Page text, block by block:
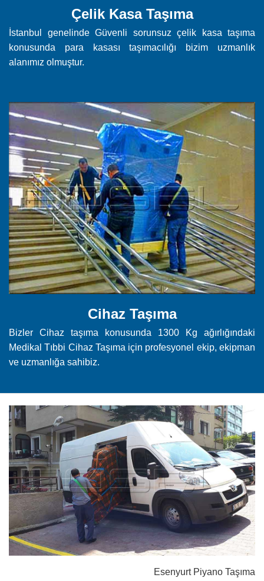
Çelik Kasa Taşıma
İstanbul genelinde Güvenli sorunsuz çelik kasa taşıma
konusunda para kasası taşımacılığı bizim uzmanlık
alanımız olmuştur.
Cihaz Taşıma
Bizler Cihaz taşıma konusunda 1300 Kg ağırlığındaki
Medikal Tıbbi Cihaz Taşıma için profesyonel ekip, ekipman
ve uzmanlığa sahibiz.
Esenyurt Piyano Taşıma